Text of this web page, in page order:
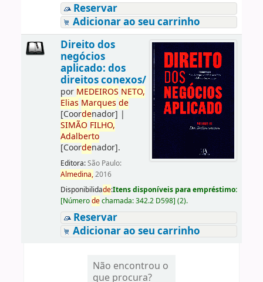
Reservar
Adicionar ao seu carrinho
Direito dos
negócios
aplicado: dos
direitos conexos/
por MEDEIROS NETO,
Elias Marques de
[Coordenador] |
SIMÃO FILHO,
Adalberto
[Coordenador].
Editora:São Paulo:
Almedina,2016
Disponibilidade:Itens disponíveis para empréstimo:
[Númerodechamada:342.2 D598] (2).
Reservar
Adicionar ao seu carrinho
Não encontrou o
que procura?